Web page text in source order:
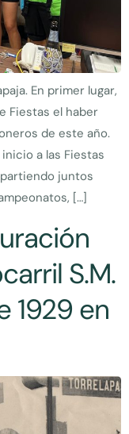
En primer lugar,
Fiestas el haber
de este año.
a las Fiestas
juntos
[…]
S.M.
1929 en